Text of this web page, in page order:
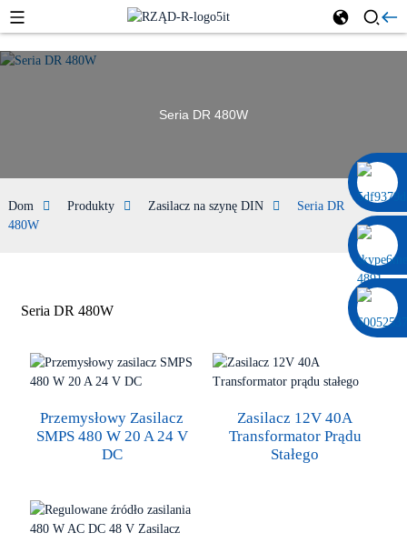
0086 13322920697
Seria DR 480W
Dom Produkty Zasilacz na szynę DIN
Seria DR
480W
Seria DR 480W
Przemysłowy Zasilacz
SMPS 480 W 20 A 24 V
DC
Zasilacz 12V 40A
Transformator Prądu
Stałego